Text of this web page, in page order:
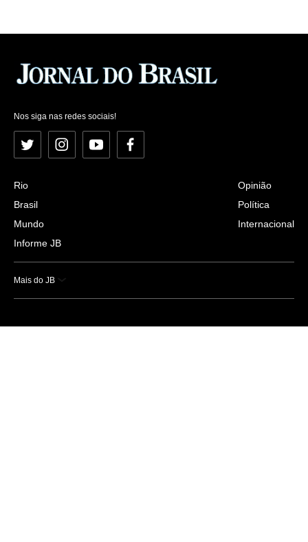
Nos siga nas redes sociais!
Twitter InstagramYouTubeFacebook
Rio
Brasil
Mundo
Informe JB
Opinião
Política
Internacional
Mais do JB
Esportes